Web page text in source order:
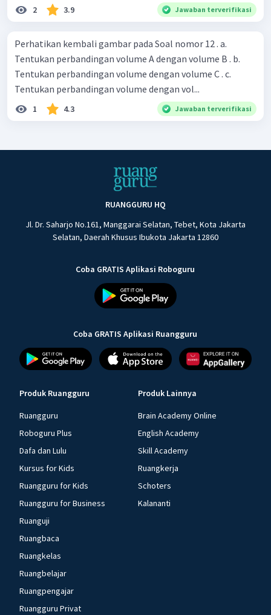
2 3.9 Jawaban terverifikasi
Perhatikan kembali gambar pada Soal nomor 12 . a.
Tentukan perbandingan volume A dengan volume B . b.
Tentukan perbandingan volume dengan volume C . c.
Tentukan perbandingan volume dengan vol...
1 4.3 Jawaban terverifikasi
RUANGGURU HQ
Jl. Dr. Saharjo No.161, Manggarai Selatan, Tebet, Kota Jakarta
Selatan, Daerah Khusus Ibukota Jakarta 12860
Coba GRATIS Aplikasi Roboguru
Coba GRATIS Aplikasi Ruangguru
Produk Ruangguru
Ruangguru
Roboguru Plus
Dafa dan Lulu
Kursus for Kids
Ruangguru for Kids
Ruangguru for Business
Ruanguji
Ruangbaca
Ruangkelas
Ruangbelajar
Ruangpengajar
Ruangguru Privat
Produk Lainnya
Brain Academy Online
English Academy
Skill Academy
Ruangkerja
Schoters
Kalananti